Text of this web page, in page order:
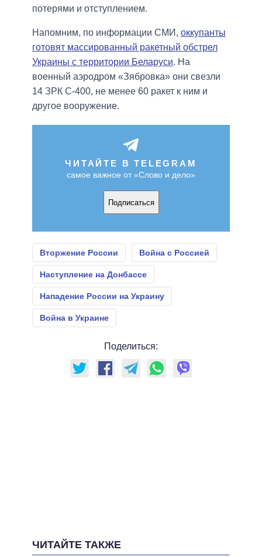
потерями и отступлением.
Напомним, по информации СМИ, оккупанты
готовят массированный ракетный обстрел
Украины с территории Беларуси. На
военный аэродром «Зябровка» они свезли
14 ЗРК С-400, не менее 60 ракет к ним и
другое вооружение.
ЧИТАЙТЕ В TELEGRAM
самое важное от «Слово и дело»
Подписаться
Вторжение России Война с Россией
Наступление на Донбассе
Нападение России на Украину
Война в Украине
Поделиться:
ЧИТАЙТЕ ТАКЖЕ